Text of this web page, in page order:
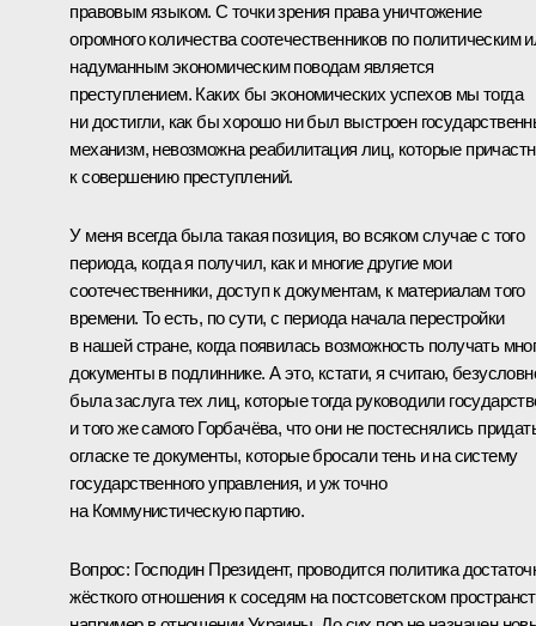
правовым языком. С точки зрения права уничтожение
огромного количества соотечественников по политическим
надуманным экономическим поводам является
преступлением. Каких бы экономических успехов мы тогда
ни достигли, как бы хорошо ни был выстроен
механизм, невозможна реабилитация лиц, которые
к совершению преступлений.
У меня всегда была такая позиция, во всяком случае с того
периода, когда я получил, как и многие другие мои
соотечественники, доступ к документам, к материалам того
времени. То есть, по сути, с периода начала перестройки
в нашей стране, когда появилась возможность получать
документы в подлиннике. А это, кстати, я считаю,
была заслуга тех лиц, которые тогда руководили
и того же самого Горбачёва, что они не постеснялись
огласке те документы, которые бросали тень и на систему
государственного управления, и уж точно
на Коммунистическую партию.
Вопрос: Господин Президент, проводится политика
жёсткого отношения к соседям на постсоветском